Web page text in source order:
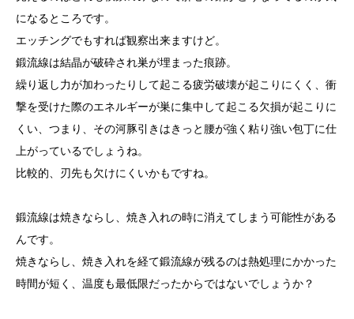
になるところです。
エッチングでもすれば観察出来ますけど。
鍛流線は結晶が破砕され巣が埋まった痕跡。
繰り返し力が加わったりして起こる疲労破壊が起こりにくく、衝
撃を受けた際のエネルギーが巣に集中して起こる欠損が起こりに
くい、つまり、その河豚引きはきっと腰が強く粘り強い包丁に仕
上がっているでしょうね。
比較的、刃先も欠けにくいかもですね。
鍛流線は焼きならし、焼き入れの時に消えてしまう可能性がある
んです。
焼きならし、焼き入れを経て鍛流線が残るのは熱処理にかかった
時間が短く、温度も最低限だったからではないでしょうか？